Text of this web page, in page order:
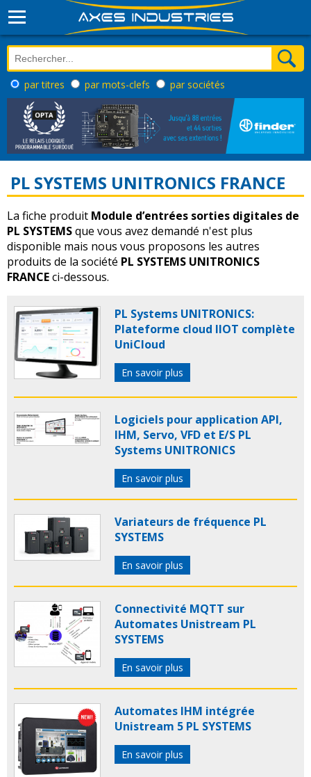
par titres par mots-clefs par sociétés
PL SYSTEMS UNITRONICS FRANCE
La fiche produit Module d’entrées sorties digitales de
PL SYSTEMSque vous avez demandé n'est plus
disponible mais nous vous proposons les autres
produits de la société PL SYSTEMS UNITRONICS
FRANCEci-dessous.
PL Systems UNITRONICS:
Plateforme cloud IIOT complète
UniCloud
En savoir plus
Logiciels pour application API,
IHM, Servo, VFD et E/S PL
Systems UNITRONICS
En savoir plus
Variateurs de fréquence PL
SYSTEMS
En savoir plus
Connectivité MQTT sur
Automates Unistream PL
SYSTEMS
En savoir plus
Automates IHM intégrée
Unistream 5 PL SYSTEMS
En savoir plus